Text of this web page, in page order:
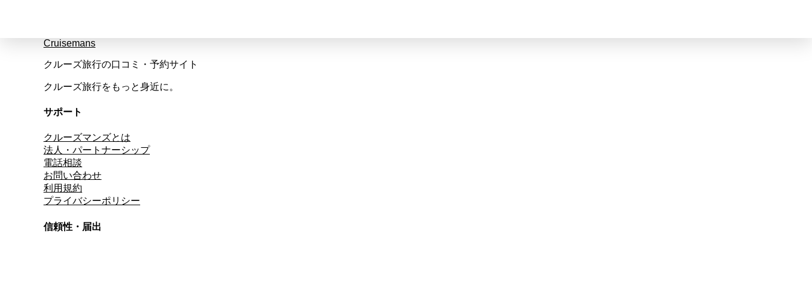
Cruisemans
クルーズ旅行の口コミ・予約サイト
クルーズ旅行をもっと身近に。
サポート
クルーズマンズとは
法人・パートナーシップ
電話相談
お問い合わせ
利用規約
プライバシーポリシー
信頼性・届出